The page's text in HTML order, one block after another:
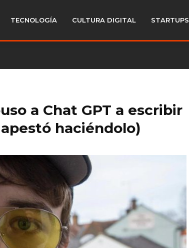
TECNOLOGÍA CULTURA DIGITAL STARTUPS
a Chat GPT a escribir
haciéndolo)